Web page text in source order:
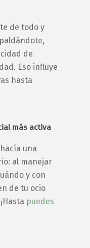
de todo y
de
Eso influye
hasta
más activa
una
al manejar
y con
de tu ocio
puedes